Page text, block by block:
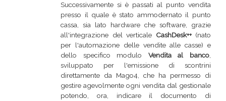
Successivamente si è passati al punto vendita
presso il quale è stato ammodernato il punto
cassa, sia lato hardware che software, grazie
all'integrazione del verticale CashDesk++(nato
per l'automazione delle vendite alle casse) e
dello specifico modulo Vendita al banco
sviluppato per l'emissione di scontrini
direttamente da Mago4, che ha permesso di
gestire agevolmente ogni vendita dal gestionale
potendo, ora, indicare il documento di